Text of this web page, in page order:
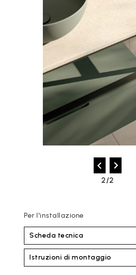
2/2
Per l'installazione
Scheda tecnica
Istruzioni di montaggio